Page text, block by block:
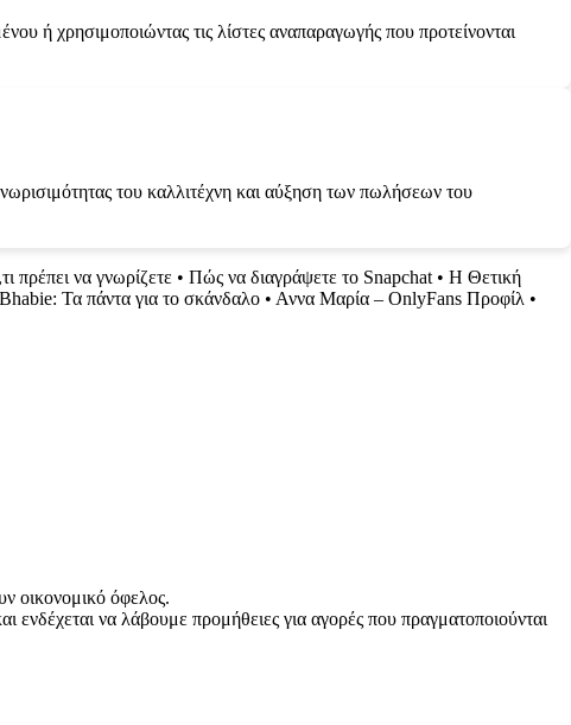
ή χρησιμοποιώντας τις λίστες αναπαραγωγής που προτείνονται
του καλλιτέχνη και αύξηση των πωλήσεων του
πρέπει να γνωρίζετε • Πώς να διαγράψετε το Snapchat • Η Θετική
Τα πάντα για το σκάνδαλο • Αννα Μαρία – OnlyFans Προφίλ •
οικονομικό όφελος.
να λάβουμε προμήθειες για αγορές που πραγματοποιούνται